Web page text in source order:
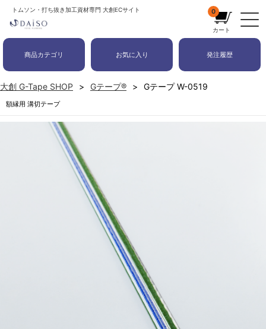
トムソン・打ち抜き加工資材専門 大創ECサイト 0
カート
商品カテゴリ お気に入り 発注履歴
大創 G-Tape SHOP Gテープ® Gテープ W-0519
額縁用 溝切テープ